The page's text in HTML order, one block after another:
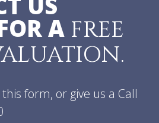
A FREE
form, or give us a Call